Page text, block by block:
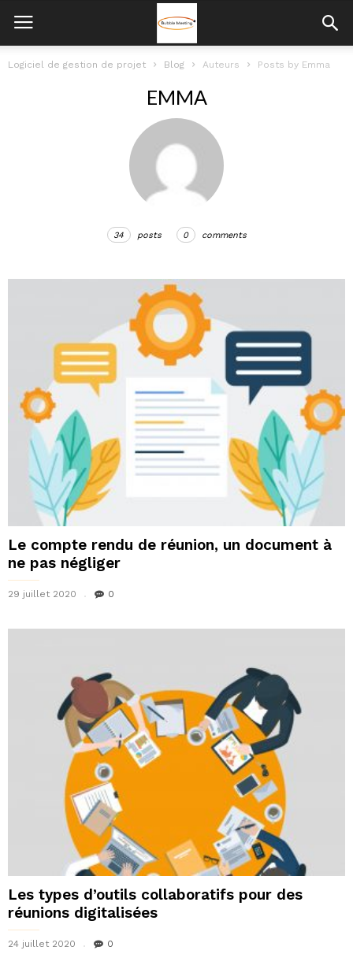
Logiciel de gestion de projet Blog Auteurs Posts by Emma
EMMA
34 posts 0 comments
Le compte rendu de réunion, un document à
ne pas négliger
29 juillet 2020 0
Les types d’outils collaboratifs pour des
réunions digitalisées
24 juillet 2020 0